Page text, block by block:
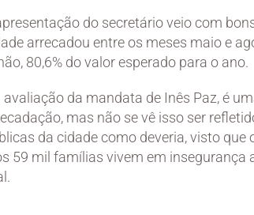
do secretário veio com
arrecadou entre os meses maio e
80,6% do valor esperado para o ano.
avaliação da mandata de Inês Paz, é
mas não se vê isso ser
da cidade como deveria, visto que
59 mil famílias vivem em insegurança